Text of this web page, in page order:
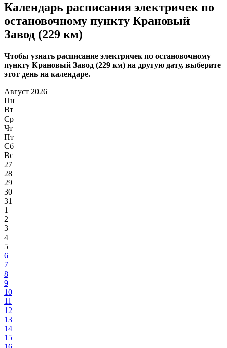
Календарь расписания электричек по
остановочному пункту Крановый
Завод (229 км)
Чтобы узнать расписание электричек по остановочному
пункту Крановый Завод (229 км) на другую дату, выберите
этот день на календаре.
Август 2026
Пн
Вт
Ср
Чт
Пт
Сб
Вс
27
28
29
30
31
1
2
3
4
5
6
7
8
9
10
11
12
13
14
15